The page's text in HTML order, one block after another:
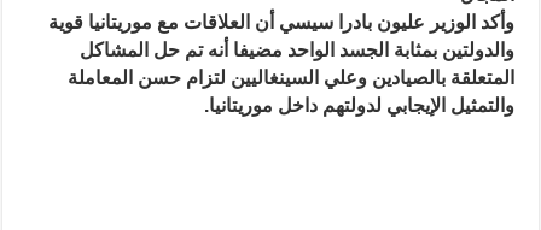
وأكد الوزير عليون بادرا سيسي أن العلاقات مع موريتانيا قوية
والدولتين بمثابة الجسد الواحد مضيفا أنه تم حل المشاكل
المتعلقة بالصيادين وعلي السينغاليين لتزام حسن المعاملة
والتمثيل الإيجابي لدولتهم داخل موريتانيا.